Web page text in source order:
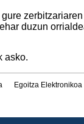
gure
duzun
asko.
Egoitza Elektronikoa